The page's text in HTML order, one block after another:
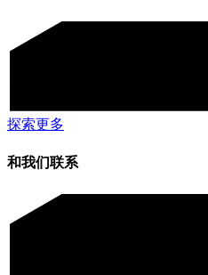
探索更多
和我们联系